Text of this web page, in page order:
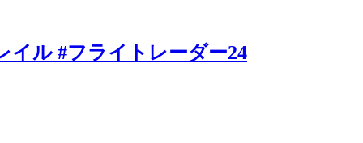
イル #フライトレーダー24